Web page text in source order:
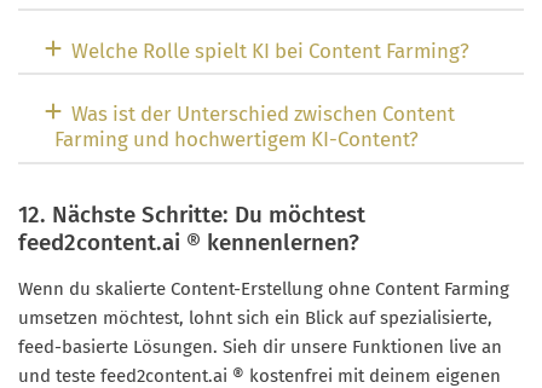
Welche Rolle spielt KI bei Content Farming?
Was ist der Unterschied zwischen Content
Farming und hochwertigem KI-Content?
12. Nächste Schritte: Du möchtest
feed2content.ai ® kennenlernen?
Wenn du skalierte Content-Erstellung ohne Content Farming
umsetzen möchtest, lohnt sich ein Blick auf spezialisierte,
feed-basierte Lösungen. Sieh dir unsere Funktionen live an
und teste feed2content.ai ® kostenfrei mit deinem eigenen